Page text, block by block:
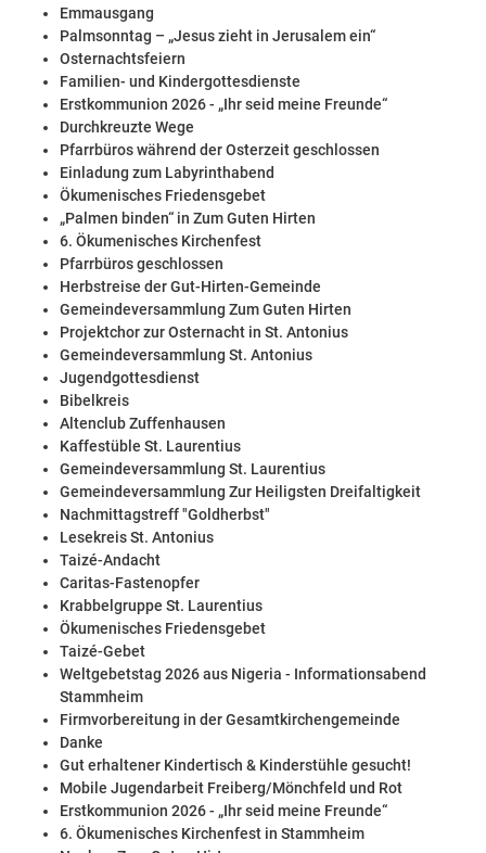
Emmausgang
Palmsonntag – „Jesus zieht in Jerusalem ein“
Osternachtsfeiern
Familien- und Kindergottesdienste
Erstkommunion 2026 - „Ihr seid meine Freunde“
Durchkreuzte Wege
Pfarrbüros während der Osterzeit geschlossen
Einladung zum Labyrinthabend
Ökumenisches Friedensgebet
„Palmen binden“ in Zum Guten Hirten
6. Ökumenisches Kirchenfest
Pfarrbüros geschlossen
Herbstreise der Gut-Hirten-Gemeinde
Gemeindeversammlung Zum Guten Hirten
Projektchor zur Osternacht in St. Antonius
Gemeindeversammlung St. Antonius
Jugendgottesdienst
Bibelkreis
Altenclub Zuffenhausen
Kaffestüble St. Laurentius
Gemeindeversammlung St. Laurentius
Gemeindeversammlung Zur Heiligsten Dreifaltigkeit
Nachmittagstreff "Goldherbst"
Lesekreis St. Antonius
Taizé-Andacht
Caritas-Fastenopfer
Krabbelgruppe St. Laurentius
Ökumenisches Friedensgebet
Taizé-Gebet
Weltgebetstag 2026 aus Nigeria - Informationsabend
Stammheim
Firmvorbereitung in der Gesamtkirchengemeinde
Danke
Gut erhaltener Kindertisch & Kinderstühle gesucht!
Mobile Jugendarbeit Freiberg/Mönchfeld und Rot
Erstkommunion 2026 - „Ihr seid meine Freunde“
6. Ökumenisches Kirchenfest in Stammheim